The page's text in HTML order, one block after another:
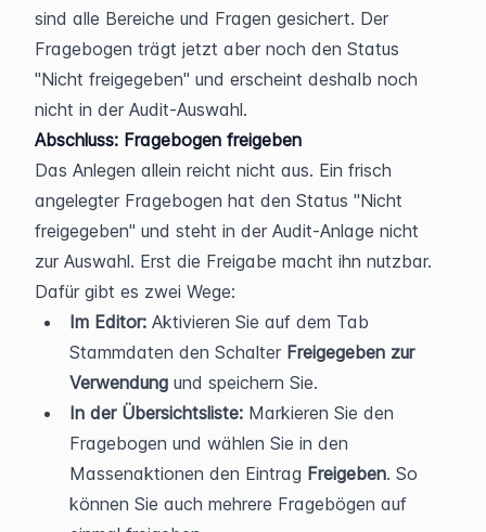
sind alle Bereiche und Fragen gesichert. Der
Fragebogen trägt jetzt aber noch den Status
"Nicht freigegeben" und erscheint deshalb noch
nicht in der Audit-Auswahl.
Abschluss: Fragebogen freigeben
Das Anlegen allein reicht nicht aus. Ein frisch
angelegter Fragebogen hat den Status "Nicht
freigegeben" und steht in der Audit-Anlage nicht
zur Auswahl. Erst die Freigabe macht ihn nutzbar.
Dafür gibt es zwei Wege:
Im Editor: Aktivieren Sie auf dem Tab
Stammdaten den Schalter Freigegeben zur
Verwendung und speichern Sie.
In der Übersichtsliste: Markieren Sie den
Fragebogen und wählen Sie in den
Massenaktionen den Eintrag Freigeben. So
können Sie auch mehrere Fragebögen auf